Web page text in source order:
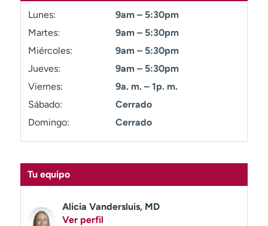
Lunes:
9am – 5:30pm
Martes:
9am – 5:30pm
Miércoles:
9am – 5:30pm
Jueves:
9am – 5:30pm
Viernes:
9a. m. – 1p. m.
Sábado:
Cerrado
Domingo:
Cerrado
Tu equipo
Alicia Vandersluis, MD
Ver perfil